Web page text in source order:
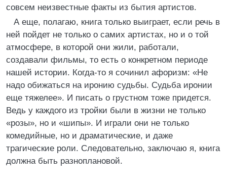
совсем неизвестные факты из бытия артистов.
А еще, полагаю, книга только выиграет, если речь в
ней пойдет не только о самих артистах, но и о той
атмосфере, в которой они жили, работали,
создавали фильмы, то есть о конкретном периоде
нашей истории. Когда-то я сочинил афоризм: «Не
надо обижаться на иронию судьбы. Судьба иронии
еще тяжелее». И писать о грустном тоже придется.
Ведь у каждого из тройки были в жизни не только
«розы», но и «шипы». И играли они не только
комедийные, но и драматические, и даже
трагические роли. Следовательно, заключаю я, книга
должна быть разноплановой.